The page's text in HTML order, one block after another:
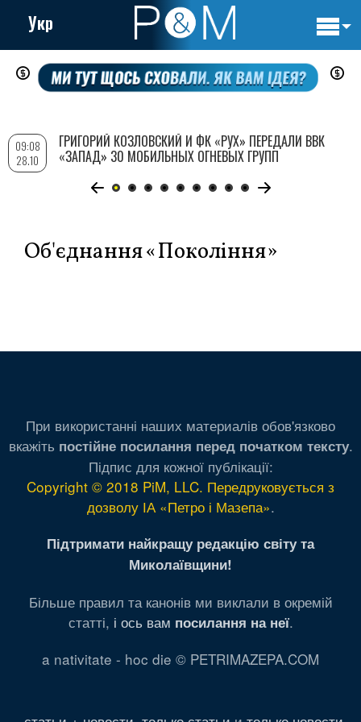
Перейти
содержанию
Укр
Об'єднання «Покоління»
09:08
28.10
ГРИГОРИЙ КОЗЛОВСКИЙ И ФК «РУХ» ПЕРЕДАЛИ ВВК
«ЗАПАД» 30 МОБИЛЬНЫХ ОГНЕВЫХ ГРУПП
При використанні наших материалів обов'язково
вкажіть постійне посилання перед початком тексту.
Підпис для кожної публікації:
Copyright © 2018 PiM, LLC. Передруковується з
дозволу ІА «Петро і Мазепа».
Підтримати найкращу редакцію світу та
Миколаївщини!
Більше правил та канонів ми виклали в окремій
статті, і ось вам посилання на неї.
a nativitate - hoc die © PETRIMAZEPA.COM